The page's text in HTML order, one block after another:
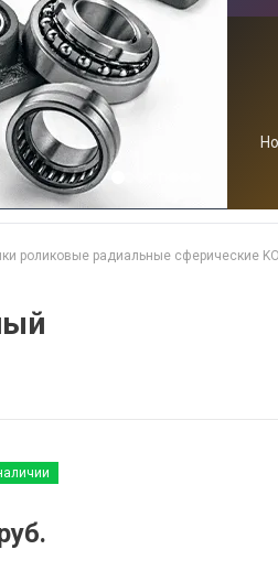
роликовые радиальные сферические